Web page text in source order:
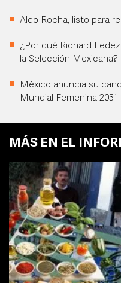
Aldo Rocha, listo para
¿Por qué Richard
la Selección Mexicana?
México anuncia su
Mundial Femenina 2031
MÁS EN EL